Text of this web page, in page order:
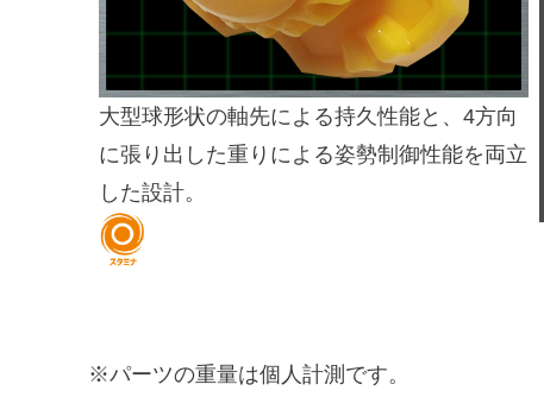
大型球形状の軸先による持久性能と、4方向
に張り出した重りによる姿勢制御性能を両立
した設計。
※パーツの重量は個人計測です。